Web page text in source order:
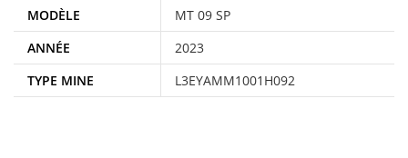
MODÈLE
MT 09 SP
ANNÉE
2023
TYPE MINE
L3EYAMM1001H092